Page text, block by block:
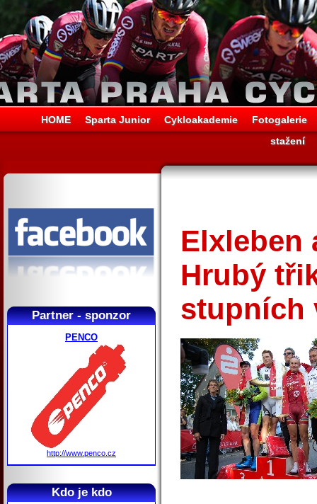
HOME Sparta Junior Cykloakademie
Fotogalerie
stažení
Partner - sponzor
PENCO
http://www.penco.cz
Kdo je kdo
Elxleben
Hrubý
stupních